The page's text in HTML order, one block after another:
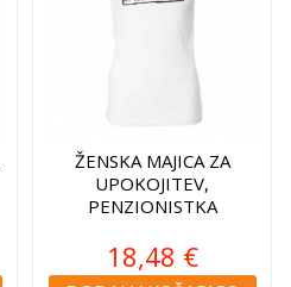
ŽENSKA MAJICA ZA
UPOKOJITEV,
PENZIONISTKA
18,48 €